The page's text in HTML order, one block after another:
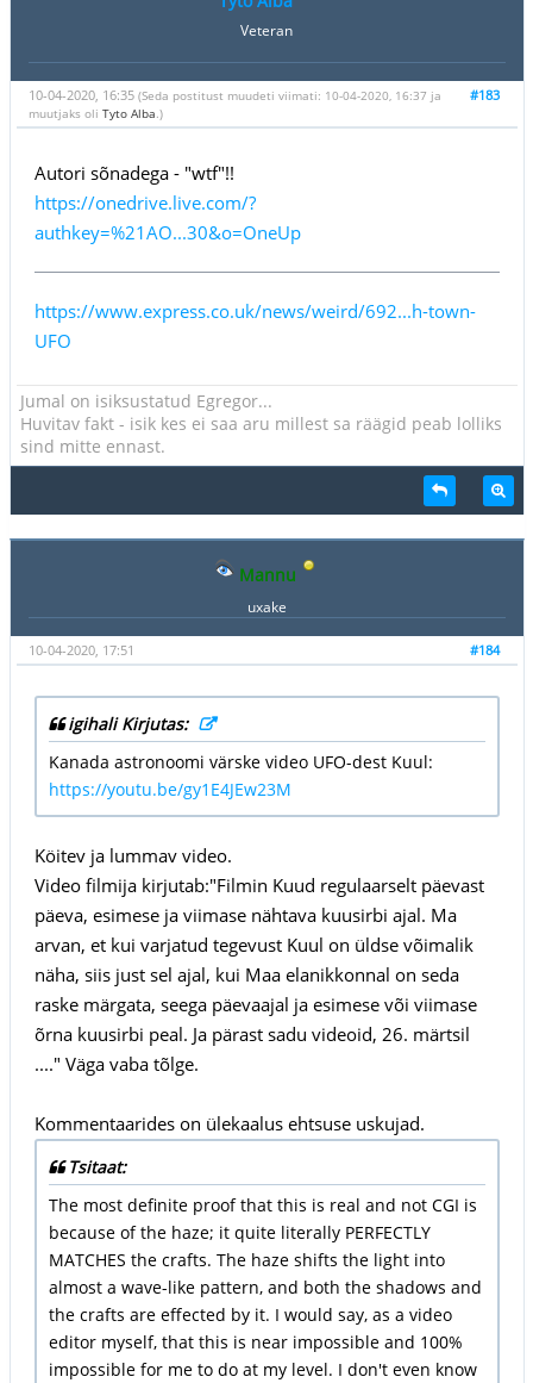
Veteran
#183
10-04-2020, 16:35 (Seda postitust muudeti viimati: 10-04-2020, 16:37 ja
muutjaks oli Tyto Alba .)
Autori sõnadega - "wtf"!!
https://onedrive.live.com/?
authkey=%21AO...30&o=OneUp
https://www.express.co.uk/news/weird/692...h-town-
UFO
Jumal on isiksustatud Egregor...
Huvitav fakt - isik kes ei saa aru millest sa räägid peab lolliks
sind mitte ennast.
Mannu
uxake
#184
10-04-2020, 17:51
igihali Kirjutas:
Kanada astronoomi värske video UFO-dest Kuul:
https://youtu.be/gy1E4JEw23M
Köitev ja lummav video.
Video filmija kirjutab:"Filmin Kuud regulaarselt päevast
päeva, esimese ja viimase nähtava kuusirbi ajal. Ma
arvan, et kui varjatud tegevust Kuul on üldse võimalik
näha, siis just sel ajal, kui Maa elanikkonnal on seda
raske märgata, seega päevaajal ja esimese või viimase
õrna kuusirbi peal. Ja pärast sadu videoid, 26. märtsil
...." Väga vaba tõlge.
Kommentaarides on ülekaalus ehtsuse uskujad.
Tsitaat:
The most definite proof that this is real and not CGI is
because of the haze; it quite literally PERFECTLY
MATCHES the crafts. The haze shifts the light into
almost a wave-like pattern, and both the shadows and
the crafts are effected by it. I would say, as a video
editor myself, that this is near impossible and 100%
impossible for me to do at my level. I don't even know